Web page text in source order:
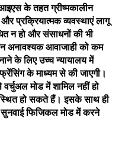
के तहत ग्रीष्मकालीन
प्रक्रियात्मक व्यवस्थाएं लागू
न हो और संसाधनों की भी
अनावश्यक आवाजाही को कम
के लिए उच्च न्यायालय में
के माध्यम से की जाएगी।
वर्चुअल मोड में शामिल नहीं हो
हो सकते हैं। इसके साथ ही
सुनवाई फिजिकल मोड में करने